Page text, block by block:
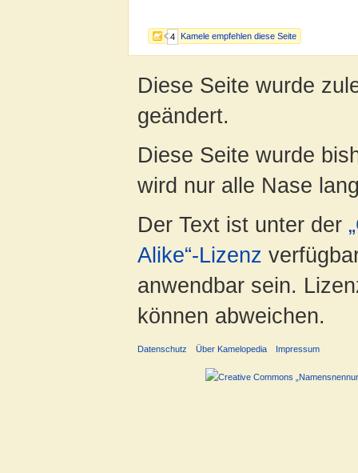
4 Kamele empfehlen diese Seite
Diese Seite wurde
geändert.
Diese Seite wurde
wird nur alle Nase
Der Text ist unter der
Alike“-Lizenz
anwendbar sein.
können abweichen.
Datenschutz Über Kamelopedia Impressum